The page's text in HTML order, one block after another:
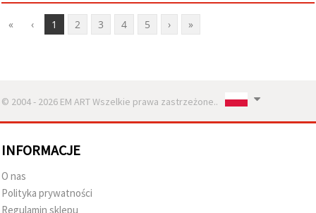
« ‹ 1 2 3 4 5 › »
© 2004 - 2026 EM ART Wszelkie prawa zastrzeżone..
INFORMACJE
O nas
Polityka prywatności
Regulamin sklepu